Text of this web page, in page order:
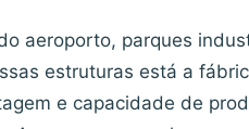
aeroporto, parques
estruturas está a
e capacidade de